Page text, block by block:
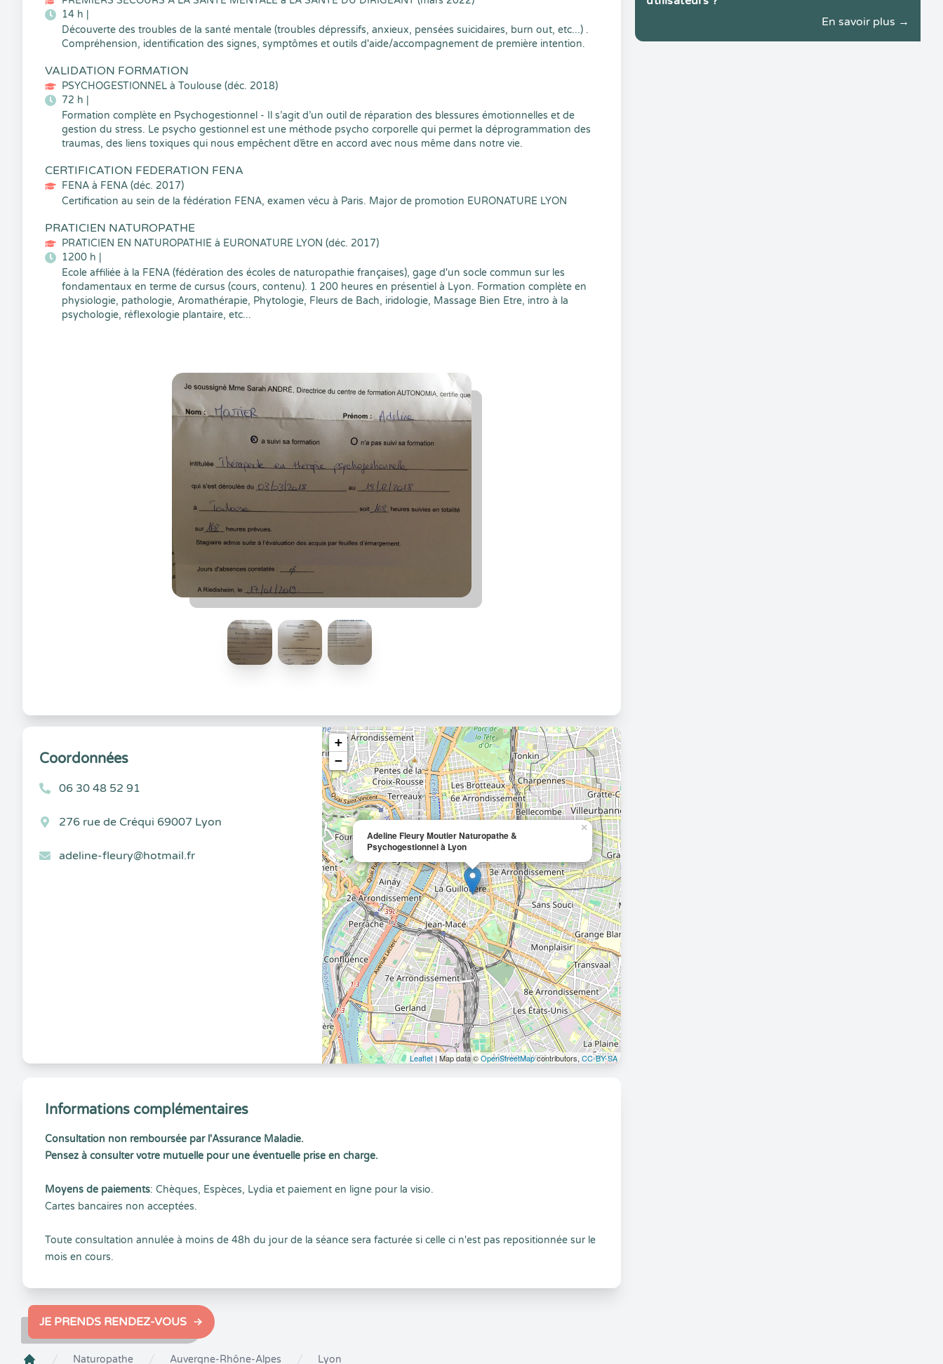
14 h |
Découverte des troubles de la santé mentale (troubles dépressifs, anxieux, pensées suicidaires, burn out, etc...) .
Compréhension, identification des signes, symptômes et outils d'aide/accompagnement de première intention.
VALIDATION FORMATION
PSYCHOGESTIONNEL à Toulouse (déc. 2018)
72 h |
Formation complète en Psychogestionnel - Il s’agit d’un outil de réparation des blessures émotionnelles et de
gestion du stress. Le psycho gestionnel est une méthode psycho corporelle qui permet la déprogrammation des
traumas, des liens toxiques qui nous empêchent d’être en accord avec nous même dans notre vie.
CERTIFICATION FEDERATION FENA
FENA à FENA (déc. 2017)
Certification au sein de la fédération FENA, examen vécu à Paris. Major de promotion EURONATURE LYON
PRATICIEN NATUROPATHE
PRATICIEN EN NATUROPATHIE à EURONATURE LYON (déc. 2017)
1200 h |
Ecole affiliée à la FENA (fédération des écoles de naturopathie françaises), gage d'un socle commun sur les
fondamentaux en terme de cursus (cours, contenu). 1 200 heures en présentiel à Lyon. Formation complète en
physiologie, pathologie, Aromathérapie, Phytologie, Fleurs de Bach, iridologie, Massage Bien Etre, intro à la
psychologie, réflexologie plantaire, etc...
Coordonnées
06 30 48 52 91
276 rue de Créqui 69007 Lyon
adeline-fleury@hotmail.fr
Adeline Fleury Moutier Naturopathe &
Psychogestionnel à Lyon
×
+
−
Leaflet | Map data ©OpenStreetMapcontributors,CC-BY-SA
Informations complémentaires
Consultation non remboursée par l'Assurance Maladie.
Pensez à consulter votre mutuelle pour une éventuelle prise en charge.
Moyens de paiements: Chèques, Espèces, Lydia et paiement en ligne pour la visio.
Cartes bancaires non acceptées.
Toute consultation annulée à moins de 48h du jour de la séance sera facturée si celle ci n'est pas repositionnée sur le
mois en cours.
En savoir plus →
JE PRENDS RENDEZ-VOUS
Naturopathe Auvergne-Rhône-Alpes Lyon